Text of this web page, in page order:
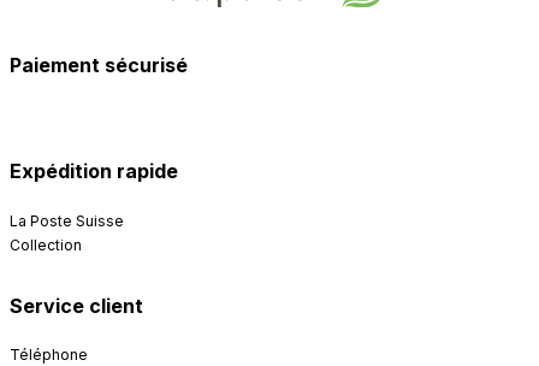
Paiement sécurisé
Expédition rapide
La Poste Suisse
Collection
Service client
Téléphone